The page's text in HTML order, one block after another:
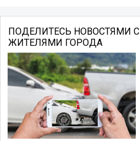
ПОДЕЛИТЕСЬ НОВОСТЯМИ С
ЖИТЕЛЯМИ ГОРОДА